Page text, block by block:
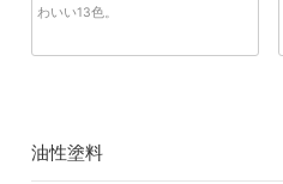
わいい13色。
油性塗料